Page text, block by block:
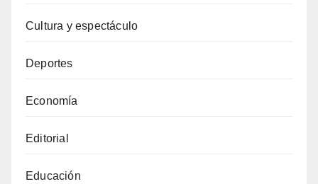
Cultura y espectáculo
Deportes
Economía
Editorial
Educación